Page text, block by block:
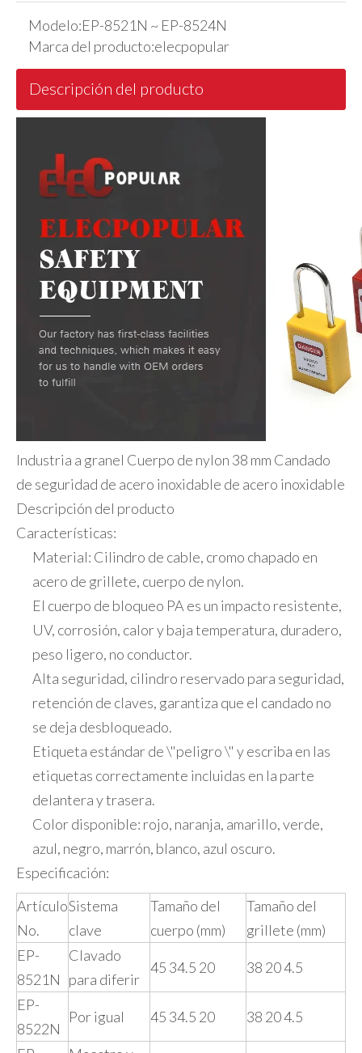
Modelo:EP-8521N ~ EP-8524N
Marca del producto:elecpopular
Descripción del producto
Industria a granel Cuerpo de nylon 38 mm Candado
de seguridad de acero inoxidable de acero inoxidable
Descripción del producto
Características:
Material: Cilindro de cable, cromo chapado en
acero de grillete, cuerpo de nylon.
El cuerpo de bloqueo PA es un impacto resistente,
UV, corrosión, calor y baja temperatura, duradero,
peso ligero, no conductor.
Alta seguridad, cilindro reservado para seguridad,
retención de claves, garantiza que el candado no
se deja desbloqueado.
Etiqueta estándar de \"peligro \" y escriba en las
etiquetas correctamente incluidas en la parte
delantera y trasera.
Color disponible: rojo, naranja, amarillo, verde,
azul, negro, marrón, blanco, azul oscuro.
Especificación:
Artículo
No.
Sistema
clave
Tamaño del
cuerpo (mm)
Tamaño del
grillete (mm)
EP-
8521N
Clavado
para diferir
45 34.5 20 38 20 4.5
EP-
8522N
Por igual 45 34.5 20 38 20 4.5